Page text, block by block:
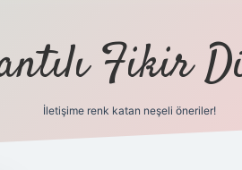
Fikir
İletişime renk katan neşeli öneriler!